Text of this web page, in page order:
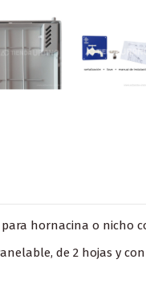
hornacina o nicho
de 2 hojas y